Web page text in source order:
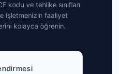
kodu ve tehlike sınıfları
işletmenizin faaliyet
kolayca öğrenin.